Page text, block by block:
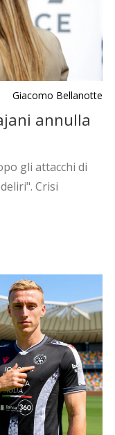
Giacomo Bellanotte
annulla
gli attacchi di
Crisi